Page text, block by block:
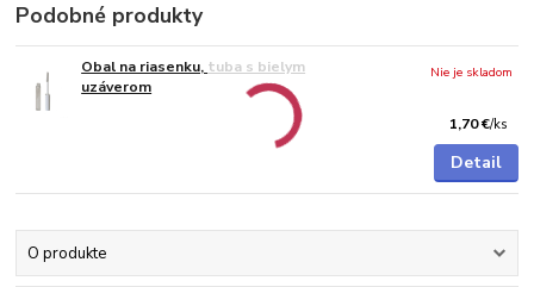
Podobné produkty
Obal na riasenku, tuba s bielym
uzáverom
1,70 €/ks
Nie je skladom
Detail
O produkte